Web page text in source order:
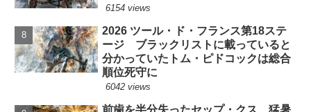
6154 views
2026 ツール・ド・フランス第18ステ
ージ ブラックリストに載っていると
分かっていたトム・ピドコックは総合
順位死守に
6042 views
前歯を半分失ったセップ・クス 猛暑